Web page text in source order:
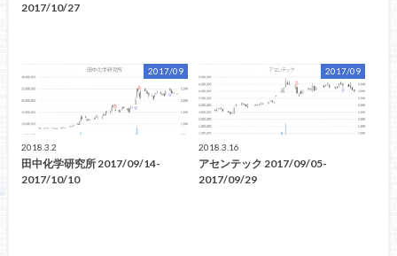
2017/10/27
2017/09
2018.3.2
田中化学研究所 2017/09/14-
2017/10/10
2017/09
2018.3.16
アセンテック 2017/09/05-
2017/09/29